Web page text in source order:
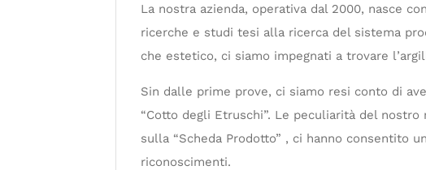
La nostra azienda, operativa dal 2000, nasce
ricerche e studi tesi alla ricerca del sistema
che estetico, ci siamo impegnati a trovare
Sin dalle prime prove, ci siamo resi conto di
“Cotto degli Etruschi”. Le peculiarità del
sulla “Scheda Prodotto” , ci hanno consentito
riconoscimenti.